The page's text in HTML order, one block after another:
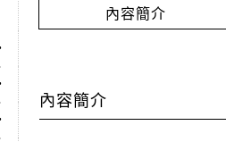
內容簡介
內容簡介